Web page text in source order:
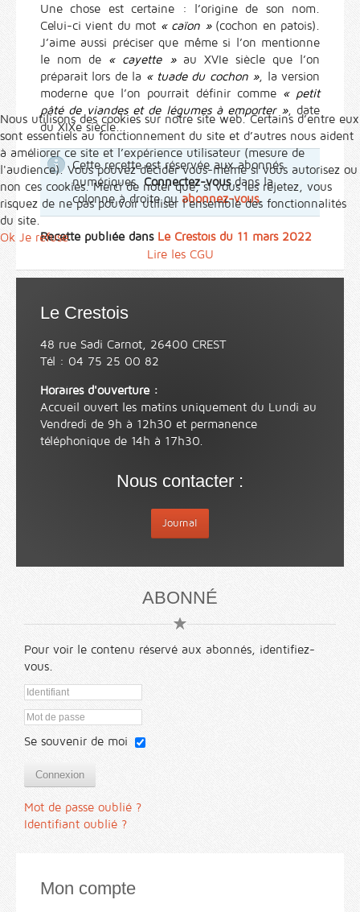
Une chose est certaine : l’origine de son nom.
Celui-ci vient du mot « caïon »(cochon en patois).
J’aime aussi préciser que même si l’on mentionne
le nom de « cayette »au XVIe siècle que l’on
préparait lors de la « tuade du cochon », la version
moderne que l’on pourrait définir comme « petit
pâté de viandes et de légumes à emporter », date
du XIXe siècle...
Cette recette est réservée aux abonnés
numériques. Connectez-vousdans la
colonne à droite ou abonnez-vous.
Recette publiée dans Le Crestois du 11 mars 2022
Le Crestois
48 rue Sadi Carnot, 26400 CREST
Tél : 04 75 25 00 82
Horaires d'ouverture :
Accueil ouvert les matins uniquement du Lundi au
Vendredi de 9h à 12h30 et permanence
téléphonique de 14h à 17h30.
Nous contacter :
Journal
ABONNÉ
Pour voir le contenu réservé aux abonnés, identifiez-
vous.
Se souvenir de moi
Connexion
Mot de passe oublié ?
Identifiant oublié ?
Mon compte
Nous utilisons des cookies sur notre site web. Certains d’entre eux
sont essentiels au fonctionnement du site et d’autres nous aident
à améliorer ce site et l’expérience utilisateur (mesure de
l'audience). Vous pouvez décider vous-même si vous autorisez ou
non ces cookies. Merci de noter que, si vous les rejetez, vous
risquez de ne pas pouvoir utiliser l’ensemble des fonctionnalités
du site.
Ok Je refuse
Lire les CGU